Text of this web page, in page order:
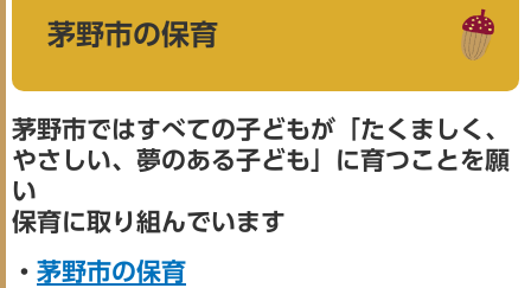
茅野市の保育
茅野市ではすべての子どもが「たくましく、
やさしい、夢のある子ども」に育つことを願
い
保育に取り組んでいます
・ 茅野市の保育